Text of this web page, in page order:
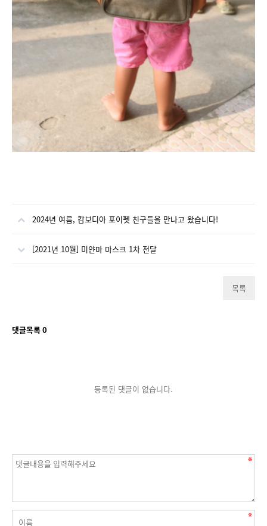
2024년 여름, 캄보디아 포이펫 친구들을 만나고 왔습니다!
[2021년 10월] 미얀마 마스크 1차 전달
목록
댓글목록0
등록된 댓글이 없습니다.